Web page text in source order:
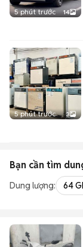
5 phút trước 14
5 phút trước 3
Bạn cần tìm
Dung lượng: 64